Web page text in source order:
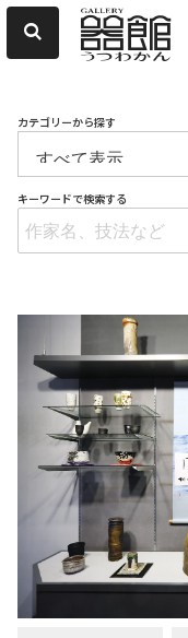
カテゴリーから探す
キーワードで検索する